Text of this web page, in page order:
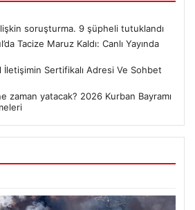
soruşturma. 9 şüpheli tutuklandı
Tacize Maruz Kaldı: Canlı Yayında
İletişimin Sertifikalı Adresi Ve Sohbet
zaman yatacak? 2026 Kurban Bayramı